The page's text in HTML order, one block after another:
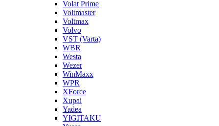
Volat Prime
Voltmaster
Voltmax
Volvo
VST (Varta)
WBR
Westa
Wezer
WinMaxx
WPR
XForce
Xupai
Yadea
YIGITAKU